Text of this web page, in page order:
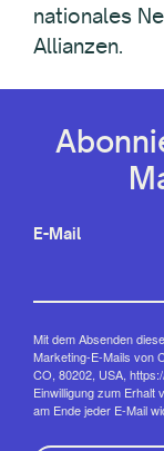
nationales
Allianzen.
E-Mail
Mit dem Absenden
Marketing-E-Mails von
CO, 80202, USA,
Einwilligung zum
am Ende jeder E-Mail